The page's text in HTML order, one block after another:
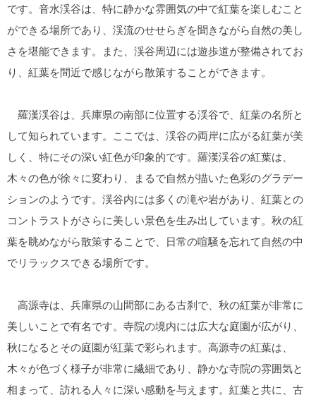
です。音水渓谷は、特に静かな雰囲気の中で紅葉を楽しむこと
ができる場所であり、渓流のせせらぎを聞きながら自然の美し
さを堪能できます。また、渓谷周辺には遊歩道が整備されてお
り、紅葉を間近で感じながら散策することができます。
羅漢渓谷は、兵庫県の南部に位置する渓谷で、紅葉の名所と
して知られています。ここでは、渓谷の両岸に広がる紅葉が美
しく、特にその深い紅色が印象的です。羅漢渓谷の紅葉は、
木々の色が徐々に変わり、まるで自然が描いた色彩のグラデー
ションのようです。渓谷内には多くの滝や岩があり、紅葉との
コントラストがさらに美しい景色を生み出しています。秋の紅
葉を眺めながら散策することで、日常の喧騒を忘れて自然の中
でリラックスできる場所です。
高源寺は、兵庫県の山間部にある古刹で、秋の紅葉が非常に
美しいことで有名です。寺院の境内には広大な庭園が広がり、
秋になるとその庭園が紅葉で彩られます。高源寺の紅葉は、
木々が色づく様子が非常に繊細であり、静かな寺院の雰囲気と
相まって、訪れる人々に深い感動を与えます。紅葉と共に、古